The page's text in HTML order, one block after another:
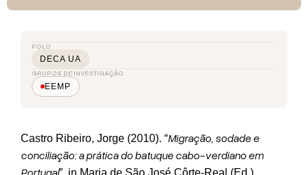
POLO
DECA UA
GRUPOS DE INVESTIGAÇÃO
EEMP
Castro Ribeiro, Jorge (2010). “Migração, sodade e
conciliação: a prática do batuque cabo-verdiano em
Portugal”, in Maria de São José Côrte-Real (Ed.)